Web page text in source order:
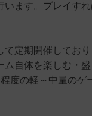
ます。プレイす
定期開催してお
ム自体を楽しむ・
度の軽～中量のゲ